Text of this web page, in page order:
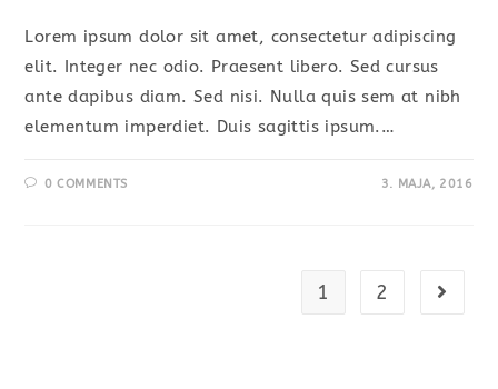
Lorem ipsum dolor sit amet, consectetur adipiscing
elit. Integer nec odio. Praesent libero. Sed cursus
ante dapibus diam. Sed nisi. Nulla quis sem at nibh
elementum imperdiet. Duis sagittis ipsum.…
0 COMMENTS 3. MAJA, 2016
1 2